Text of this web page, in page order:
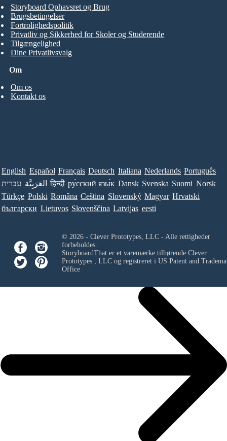
Om
Om os
Kontakt os
Storyboard Ophavsret og Brug
Brugsbetingelser
Fortrolighedspolitik
Privatliv og Sikkerhed for Skoler og Studerende
Tilgængelighed
Dine Privatlivsvalg
English Español Français Deutsch Italiana Nederlands Português
עברית العَرَبِيَّة हिन्दी ру́сский язы́к Dansk Svenska Suomi Norsk
Türkçe Polski Româna Ceština Slovenský Magyar Hrvatski
български Lietuvos Slovenščina Latvijas eesti
© 2026 - Clever Prototypes, LLC - Alle rettigheder
forbeholdes.
StoryboardThat er et varemærke tilhørende Clever
Prototypes , LLCog registreret i US Patent and
Office